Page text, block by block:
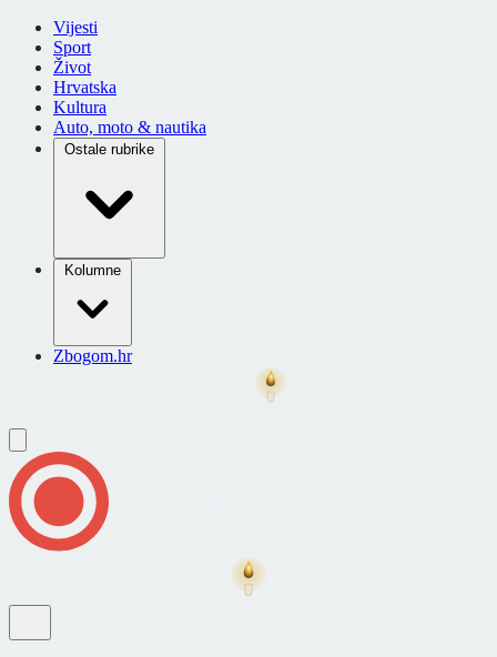
Vijesti
Sport
Život
Hrvatska
Kultura
Auto, moto & nautika
Ostale rubrike
Kolumne
Zbogom.hr